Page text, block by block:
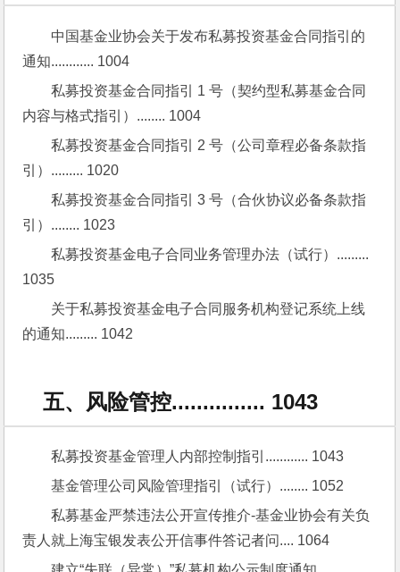
中国基金业协会关于发布私募投资基金合同指引的
通知............ 1004
私募投资基金合同指引 1 号（契约型私募基金合同
内容与格式指引）........ 1004
私募投资基金合同指引 2 号（公司章程必备条款指
引）......... 1020
私募投资基金合同指引 3 号（合伙协议必备条款指
引）........ 1023
私募投资基金电子合同业务管理办法（试行）.........
1035
关于私募投资基金电子合同服务机构登记系统上线
的通知......... 1042
五、风险管控............... 1043
私募投资基金管理人内部控制指引............ 1043
基金管理公司风险管理指引（试行）........ 1052
私募基金严禁违法公开宣传推介-基金业协会有关负
责人就上海宝银发表公开信事件答记者问.... 1064